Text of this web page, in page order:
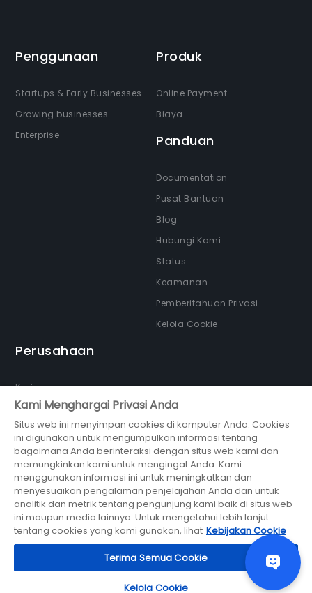
Penggunaan
Startups & Early Businesses
Growing businesses
Enterprise
Produk
Online Payment
Biaya
Panduan
Documentation
Pusat Bantuan
Blog
Hubungi Kami
Status
Keamanan
Pemberitahuan Privasi
Kelola Cookie
Perusahaan
Karir
Tentang kami
Newsroom
Partner
bagian dari
© 2026 Midtrans (PT Midtrans)
Kami Menghargai Privasi Anda
Situs web ini menyimpan cookies di komputer Anda. Cookies
ini digunakan untuk mengumpulkan informasi tentang
bagaimana Anda berinteraksi dengan situs web kami dan
memungkinkan kami untuk mengingat Anda. Kami
menggunakan informasi ini untuk meningkatkan dan
menyesuaikan pengalaman penjelajahan Anda dan untuk
analitik dan metrik tentang pengunjung kami baik di situs web
ini maupun media lainnya. Untuk mengetahui lebih lanjut
tentang cookies yang kami gunakan, lihat Kebijakan Cookie
Terima Semua Cookie
Kelola Cookie